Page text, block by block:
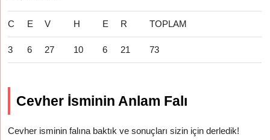
C E V H E R TOPLAM
3 6 27 10 6 21 73
Cevher İsminin Anlam Falı
Cevher isminin falına baktık ve sonuçları sizin için derledik!